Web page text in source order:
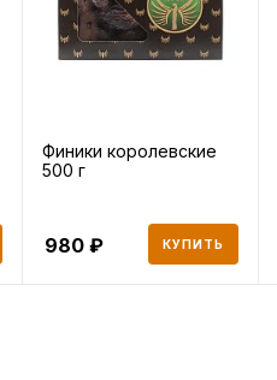
Финики королевские
500 г
980 КУПИТЬ